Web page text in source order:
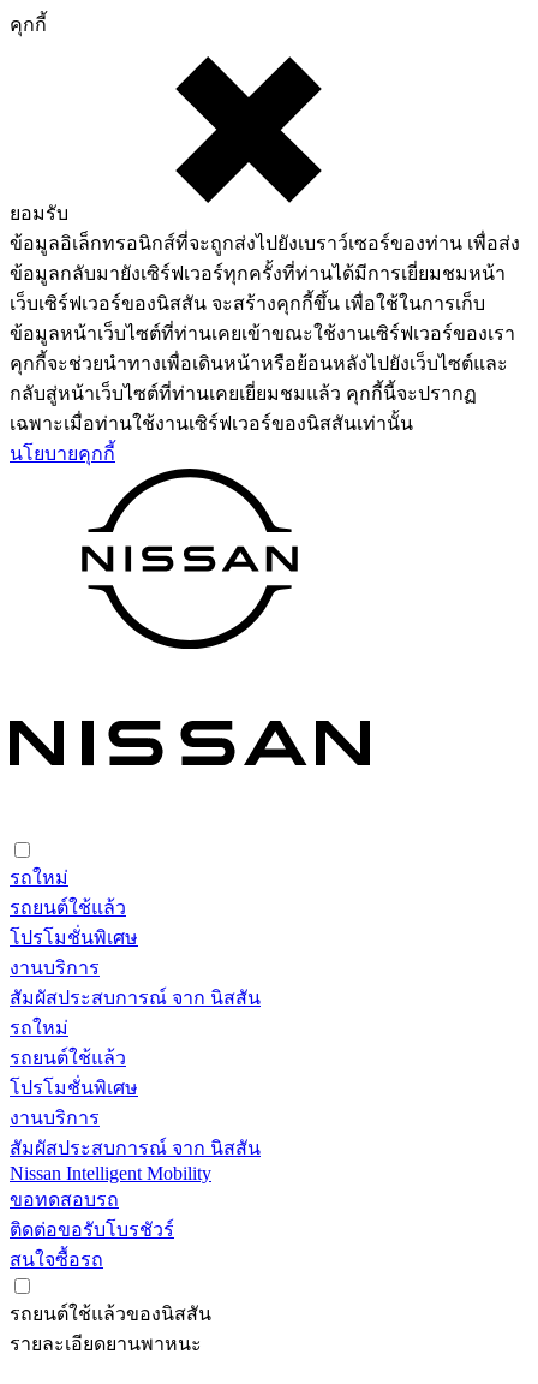
คุกกี้
ยอมรับ
ข้อมูลอิเล็กทรอนิกส์ที่จะถูกส่งไปยังเบราว์เซอร์ของท่าน เพื่อส่ง
ข้อมูลกลับมายังเซิร์ฟเวอร์ทุกครั้งที่ท่านได้มีการเยี่ยมชมหน้า
เว็บเซิร์ฟเวอร์ของนิสสัน จะสร้างคุกกี้ขึ้น เพื่อใช้ในการเก็บ
ข้อมูลหน้าเว็บไซต์ที่ท่านเคยเข้าขณะใช้งานเซิร์ฟเวอร์ของเรา
คุกกี้จะช่วยนำทางเพื่อเดินหน้าหรือย้อนหลังไปยังเว็บไซต์และ
กลับสู่หน้าเว็บไซต์ที่ท่านเคยเยี่ยมชมแล้ว คุกกี้นี้จะปรากฏ
เฉพาะเมื่อท่านใช้งานเซิร์ฟเวอร์ของนิสสันเท่านั้น
นโยบายคุกกี้
รถใหม่
รถยนต์ใช้แล้ว
โปรโมชั่นพิเศษ
งานบริการ
สัมผัสประสบการณ์ จาก นิสสัน
รถใหม่
รถยนต์ใช้แล้ว
โปรโมชั่นพิเศษ
งานบริการ
สัมผัสประสบการณ์ จาก นิสสัน
Nissan Intelligent Mobility
ขอทดสอบรถ
ติดต่อขอรับโบรชัวร์
สนใจซื้อรถ
รถยนต์ใช้แล้วของนิสสัน
รายละเอียดยานพาหนะ